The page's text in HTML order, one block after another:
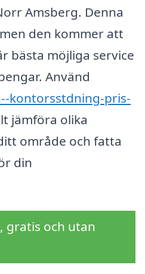
Amsberg. Denna
den kommer att
bästa möjliga service
Använd
kontorsstdning-pris-
jämföra olika
område och fatta
din
gratis och utan